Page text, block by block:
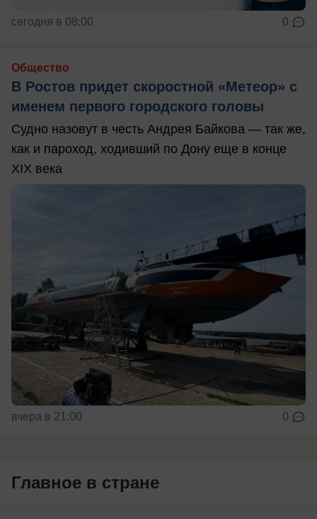
сегодня в 08:00 0
Общество
В Ростов придет скоростной «Метеор» с
именем первого городского головы
Судно назовут в честь Андрея Байкова — так же,
как и пароход, ходивший по Дону еще в конце
XIX века
вчера в 21:00 0
Главное в стране